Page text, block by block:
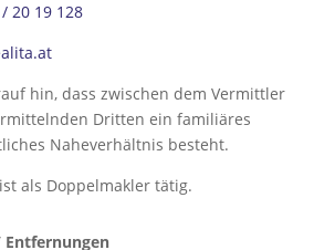
20 19 128
hin, dass zwischen dem Vermittler
Dritten ein familiäres
Naheverhältnis besteht.
als Doppelmakler tätig.